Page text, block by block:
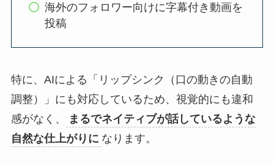
海外のフォロワー向けに字幕付き動画を
投稿
特に、AIによる「リップシンク（口の動きの自動
調整）」にも対応しているため、視覚的にも違和
感がなく、
まるでネイティブが話しているような
自然な仕上がりに なります。